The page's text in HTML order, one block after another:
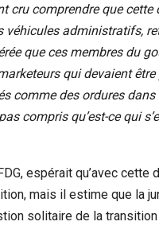
cru comprendre que
véhicules administratifs,
que ces membres du
qui devaient
comme des ordures
compris qu’est-ce qui
espérait qu’avec
mais il estime que la
solitaire de la transition